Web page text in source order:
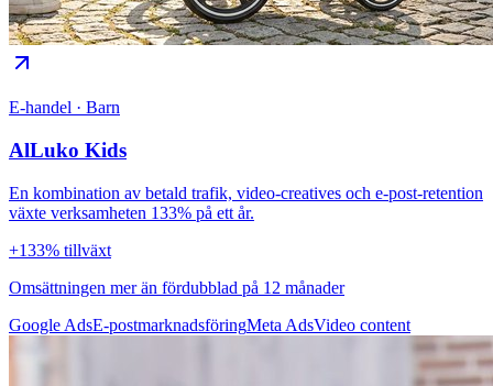
E-handel · Barn
AlLuko Kids
En kombination av betald trafik, video-creatives och e-post-retention
växte verksamheten 133% på ett år.
+133% tillväxt
Omsättningen mer än fördubblad på 12 månader
Google AdsE-postmarknadsföringMeta AdsVideo content